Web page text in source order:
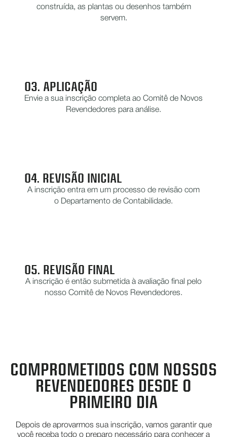
construída, as plantas ou desenhos também
servem.
03. APLICAÇÃO
Envie a sua inscrição completa ao Comitê de Novos
Revendedores para análise.
04. REVISÃO INICIAL
A inscrição entra em um processo de revisão com
o Departamento de Contabilidade.
05. REVISÃO FINAL
A inscrição é então submetida à avaliação final pelo
nosso Comitê de Novos Revendedores.
COMPROMETIDOS COM NOSSOS
REVENDEDORES DESDE O
PRIMEIRO DIA
Depois de aprovarmos sua inscrição, vamos garantir que
você receba todo o preparo necessário para conhecer a